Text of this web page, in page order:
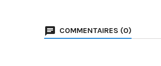
COMMENTAIRES (0)